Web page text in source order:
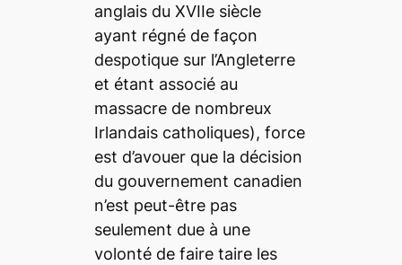
anglais du XVIIe siècle
ayant régné de façon
despotique sur l’Angleterre
et étant associé au
massacre de nombreux
Irlandais catholiques), force
est d’avouer que la décision
du gouvernement canadien
n’est peut-être pas
seulement due à une
volonté de faire taire les